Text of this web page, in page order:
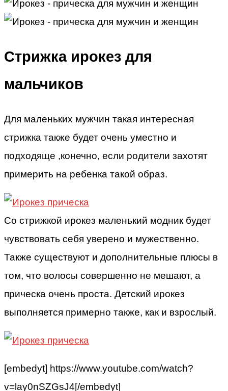
Стрижка ирокез для
мальчиков
Для маленьких мужчин такая интересная
стрижка также будет очень уместно и
подходяще ,конечно, если родители захотят
примерить на ребенка такой образ.
Со стрижкой ирокез маленький модник будет
чувствовать себя уверено и мужественно.
Также существуют и дополнительные плюсы в
том, что волосы совершенно не мешают, а
прическа очень проста. Детский ирокез
выполняется примерно также, как и взрослый.
[embedyt] https://www.youtube.com/watch?
v=lay0nSZGsJ4[/embedyt]